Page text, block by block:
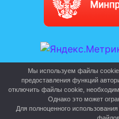
Мы используем файлы cookie
предоставления функций
отключить файлы cookie,
Однако это может
Для полноценного